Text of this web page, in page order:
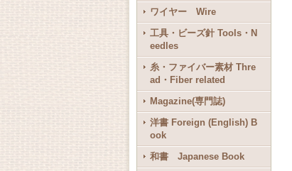
ワイヤー Wire
工具・ビーズ針 Tools・N
eedles
糸・ファイバー素材 Thre
ad・Fiber related
Magazine(専門誌)
洋書 Foreign (English) B
ook
和書 Japanese Book